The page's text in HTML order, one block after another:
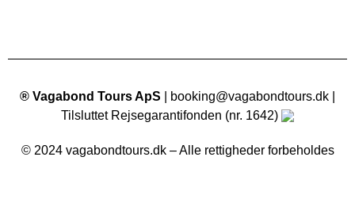
® Vagabond Tours ApS
| booking@vagabondtours.dk |
Tilsluttet Rejsegarantifonden (nr. 1642)
© 2024 vagabondtours.dk – Alle rettigheder forbeholdes